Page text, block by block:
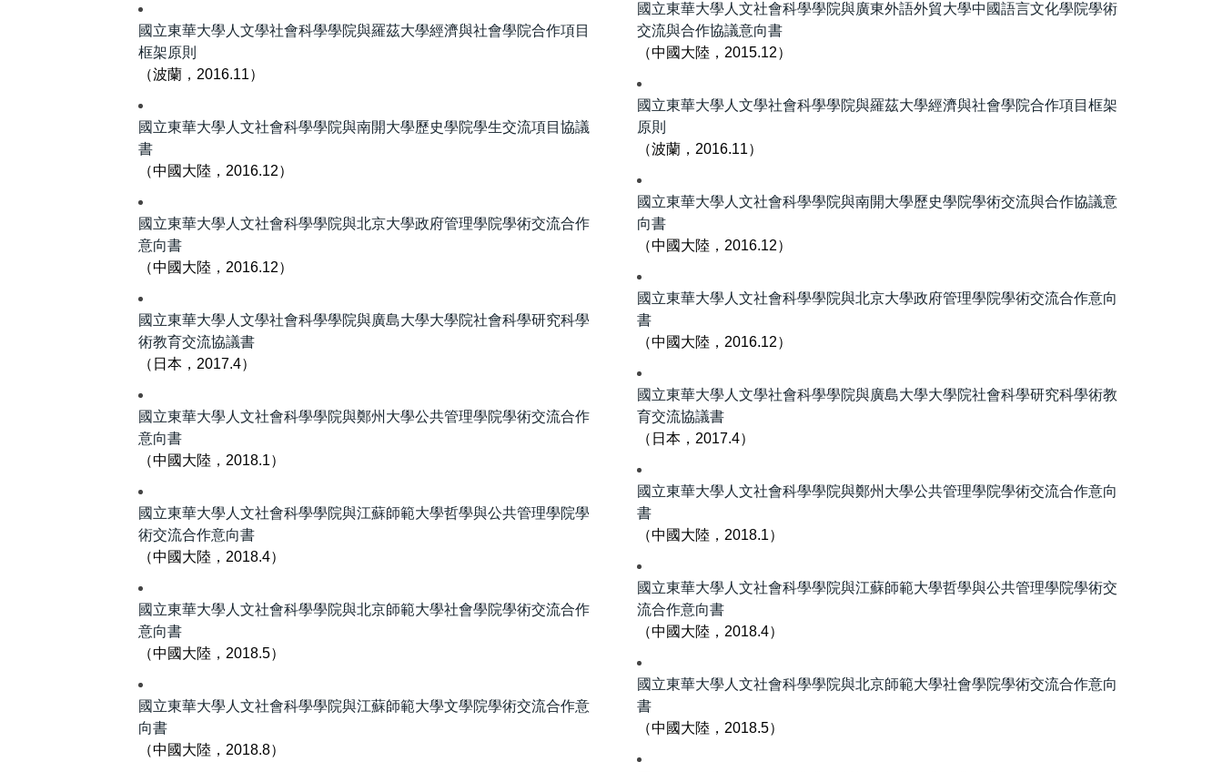
國立東華大學人文學社會科學學院與羅茲大學經濟與社會學院合作項目
框架原則
（波蘭，2016.11）
國立東華大學人文社會科學學院與南開大學歷史學院學生交流項目協議
書
（中國大陸，2016.12）
國立東華大學人文社會科學學院與北京大學政府管理學院學術交流合作
意向書
（中國大陸，2016.12）
國立東華大學人文學社會科學學院與廣島大學大學院社會科學研究科學
術教育交流協議書
（日本，2017.4）
國立東華大學人文社會科學學院與鄭州大學公共管理學院學術交流合作
意向書
（中國大陸，2018.1）
國立東華大學人文社會科學學院與江蘇師範大學哲學與公共管理學院學
術交流合作意向書
（中國大陸，2018.4）
國立東華大學人文社會科學學院與北京師範大學社會學院學術交流合作
意向書
（中國大陸，2018.5）
國立東華大學人文社會科學學院與江蘇師範大學文學院學術交流合作意
向書
（中國大陸，2018.8）
國立東華大學人文社會科學學院與廣東外語外貿大學中國語言文化學院學術
交流與合作協議意向書
（中國大陸，2015.12）
國立東華大學人文學社會科學學院與羅茲大學經濟與社會學院合作項目框架
原則
（波蘭，2016.11）
國立東華大學人文社會科學學院與南開大學歷史學院學術交流與合作協議意
向書
（中國大陸，2016.12）
國立東華大學人文社會科學學院與北京大學政府管理學院學術交流合作意向
書
（中國大陸，2016.12）
國立東華大學人文學社會科學學院與廣島大學大學院社會科學研究科學術教
育交流協議書
（日本，2017.4）
國立東華大學人文社會科學學院與鄭州大學公共管理學院學術交流合作意向
書
（中國大陸，2018.1）
國立東華大學人文社會科學學院與江蘇師範大學哲學與公共管理學院學術交
流合作意向書
（中國大陸，2018.4）
國立東華大學人文社會科學學院與北京師範大學社會學院學術交流合作意向
書
（中國大陸，2018.5）